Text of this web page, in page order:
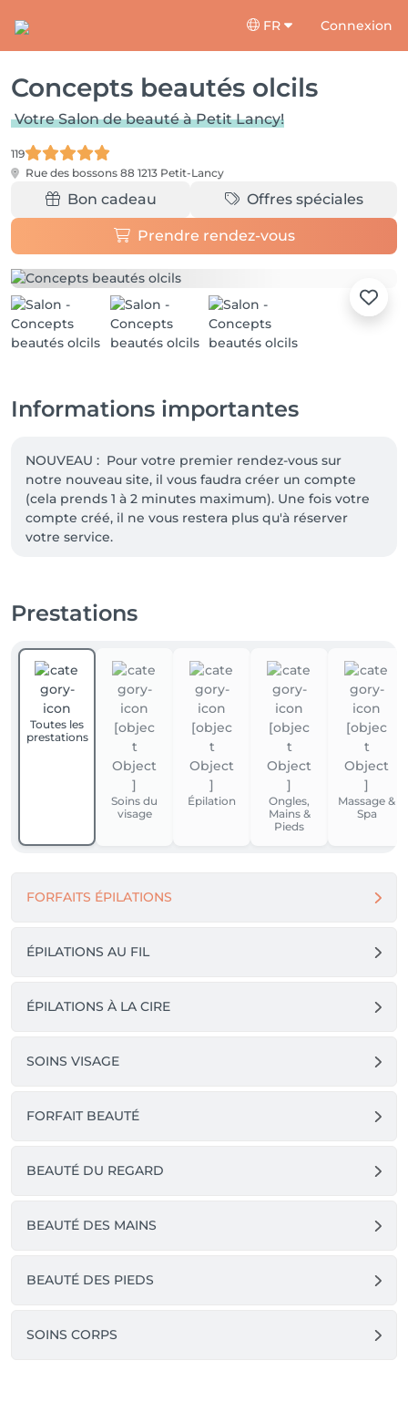
FR Connexion
Concepts beautés olcils
Votre Salon de beauté à Petit Lancy!
119
Rue des bossons 88 1213 Petit-Lancy
Bon cadeau Offres spéciales
Prendre rendez-vous
Informations importantes
NOUVEAU :  Pour votre premier rendez-vous sur
notre nouveau site, il vous faudra créer un compte
(cela prends 1 à 2 minutes maximum). Une fois votre
compte créé, il ne vous restera plus qu'à réserver
votre service.
client -15%. tout le monde est gagnant
et machine minceur/anticellulite
le salon est situé dans la galerie commerciale de
Migros Lancy-Onex , entrée  Migros  coté route de
Chancy
Ligne de tram 14 Bernex, vaily  direct de la gare
cornavin  - Arrêt les Esserts
Prestations
Toutes les
prestations
Soins du
visage
Épilation
Ongles,
Mains &
Pieds
Massage &
Spa
FORFAITS ÉPILATIONS
ÉPILATIONS AU FIL
ÉPILATIONS À LA CIRE
SOINS VISAGE
FORFAIT BEAUTÉ
BEAUTÉ DU REGARD
BEAUTÉ DES MAINS
BEAUTÉ DES PIEDS
SOINS CORPS